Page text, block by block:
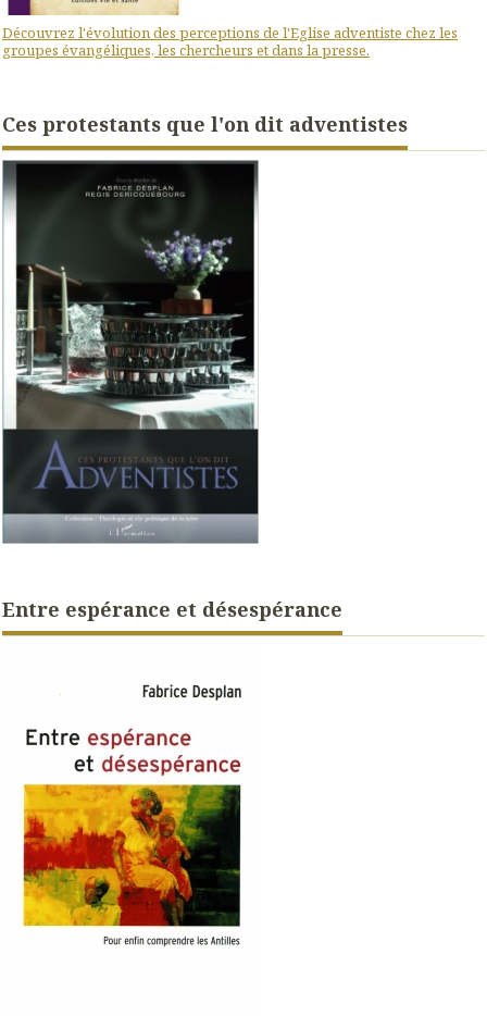
Découvrez l'évolution des perceptions de l'Eglise adventiste chez les
groupes évangéliques, les chercheurs et dans la presse.
Ces protestants que l'on dit adventistes
Entre espérance et désespérance